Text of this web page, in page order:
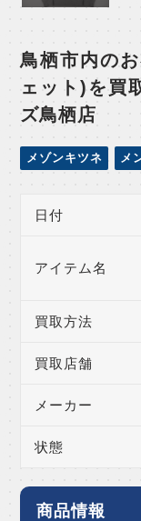
鳥栖市内の
ェット)を買
ズ鳥栖店
メゾンキツネ メ
日付
アイテム名
買取方法
買取店舗
メーカー
状態
商品情報